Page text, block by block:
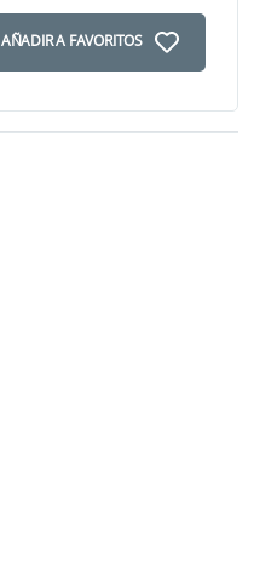
AÑADIR A FAVORITOS